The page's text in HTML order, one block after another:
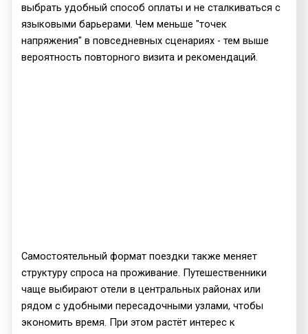
выбрать удобный способ оплаты и не сталкиваться с
языковыми барьерами. Чем меньше "точек
напряжения" в повседневных сценариях - тем выше
вероятность повторного визита и рекомендаций.
Самостоятельный формат поездки также меняет
структуру спроса на проживание. Путешественники
чаще выбирают отели в центральных районах или
рядом с удобными пересадочными узлами, чтобы
экономить время. При этом растёт интерес к